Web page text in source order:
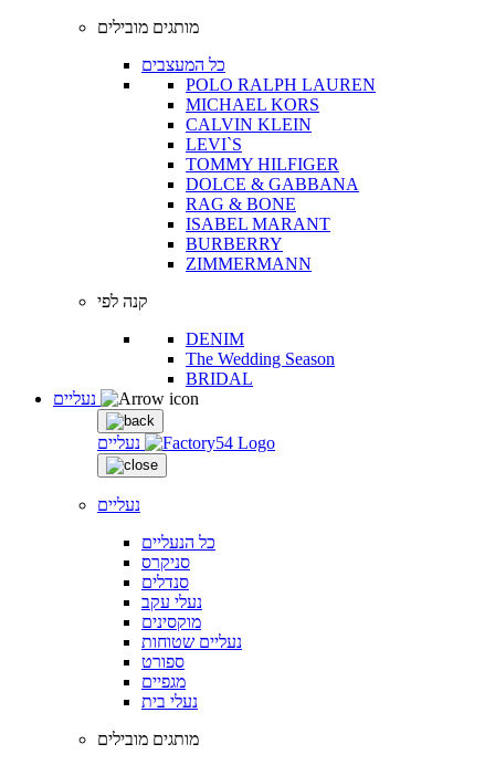
מותגים מובילים
כל המעצבים
POLO RALPH LAUREN
MICHAEL KORS
CALVIN KLEIN
LEVI`S
TOMMY HILFIGER
DOLCE & GABBANA
RAG & BONE
ISABEL MARANT
BURBERRY
ZIMMERMANN
קנה לפי
DENIM
The Wedding Season
BRIDAL
נעליים
נעליים
כל הנעליים
סניקרס
סנדלים
נעלי עקב
מוקסינים
נעליים שטוחות
ספורט
מגפיים
נעלי בית
מותגים מובילים